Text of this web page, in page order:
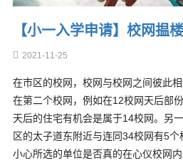
【小一入学申请】校网揾
2021-11-25
在市区的校网，校网与校网之间彼此
在第二个校网，例如在12校网天后部
天后的住宅有机会是属于14校网。另
区的太子道东附近与连同34校网有5
小心所选的单位是否真的在心仪校网内